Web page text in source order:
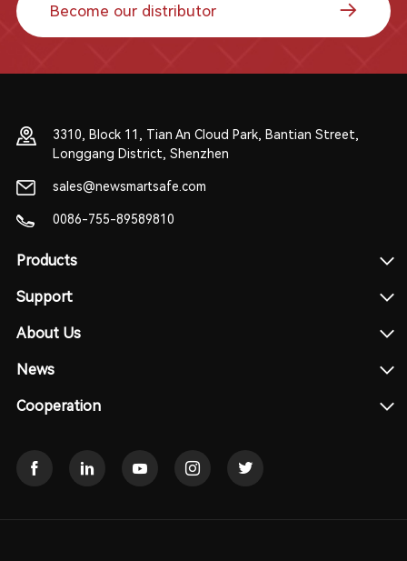
Become our distributor
3310, Block 11, Tian An Cloud Park, Bantian Street,
Longgang District, Shenzhen
sales@newsmartsafe.com
0086-755-89589810
Products
Support
About Us
News
Cooperation